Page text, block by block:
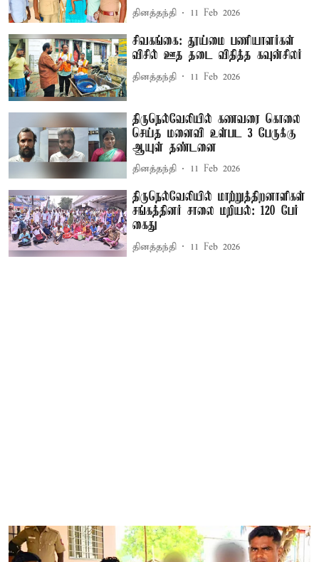
தினத்தந்தி 11 Feb 2026
சிவகங்கை: தூய்மை பணியாளர்கள்
விசில் ஊத தடை விதித்த கவுன்சிலர்
தினத்தந்தி 11 Feb 2026
திருநெல்வேலியில் கணவரை கொலை
செய்த மனைவி உள்பட 3 பேருக்கு
ஆயுள் தண்டனை
தினத்தந்தி 11 Feb 2026
திருநெல்வேலியில் மாற்றுத்திறனாளிகள்
சங்கத்தினர் சாலை மறியல்: 120 பேர்
கைது
தினத்தந்தி 11 Feb 2026